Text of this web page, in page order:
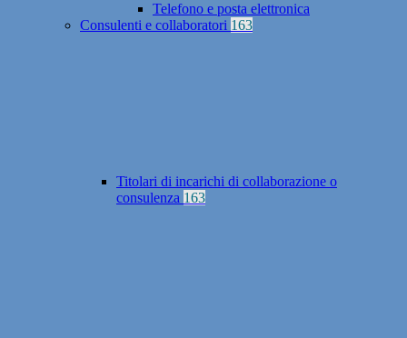
Telefono e posta elettronica
Consulenti e collaboratori 163
Titolari di incarichi di collaborazione o
consulenza 163